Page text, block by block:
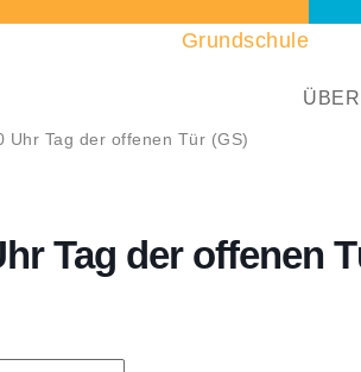
Grundschule
Uhr Tag der offenen Tür (GS)
Tag der offenen